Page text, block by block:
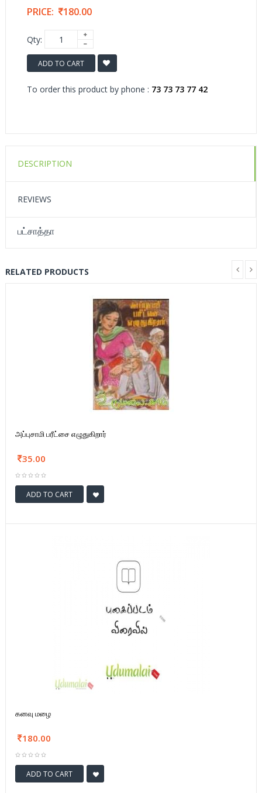
PRICE: 180.00
Qty:
ADD TO CART
To order this product by phone : 73 73 73 77 42
DESCRIPTION
REVIEWS
பட்சாத்தா
RELATED PRODUCTS
அப்புசாமி பரீட்சை எழுதுகிறார்
35.00
ADD TO CART
கனவு மழை
180.00
ADD TO CART